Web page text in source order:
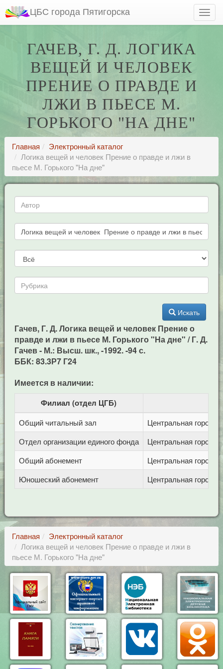
ЦБС города Пятигорска
ГАЧЕВ, Г. Д. ЛОГИКА
ВЕЩЕЙ И ЧЕЛОВЕК
ПРЕНИЕ О ПРАВДЕ И
ЛЖИ В ПЬЕСЕ М.
ГОРЬКОГО "НА ДНЕ"
Главная
Электронный каталог
Логика вещей и человек Прение о правде и лжи в
пьесе М. Горького "На дне"
Искать
Гачев, Г. Д. Логика вещей и человек Прение о
правде и лжи в пьесе М. Горького "На дне" / Г. Д.
Гачев - М.: Высш. шк., -1992. -94 с.
ББК: 83.3Р7 Г24
Имеется в наличии:
Филиал (отдел ЦГБ)
Общий читальный зал
Центральная
Отдел организации единого фонда
Центральная
Общий абонемент
Центральная
Юношеский абонемент
Центральная
Главная
Электронный каталог
Логика вещей и человек Прение о правде и лжи в
пьесе М. Горького "На дне"